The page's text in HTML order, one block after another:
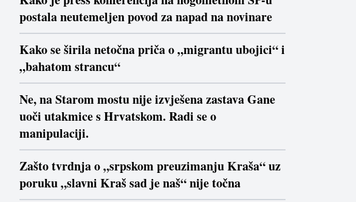
postala neutemeljen povod za napad na novinare
Kako se širila netočna priča o „migrantu ubojici“ i
„bahatom strancu“
Ne, na Starom mostu nije izvješena zastava Gane
uoči utakmice s Hrvatskom. Radi se o
manipulaciji.
Zašto tvrdnja o „srpskom preuzimanju Kraša“ uz
poruku „slavni Kraš sad je naš“ nije točna